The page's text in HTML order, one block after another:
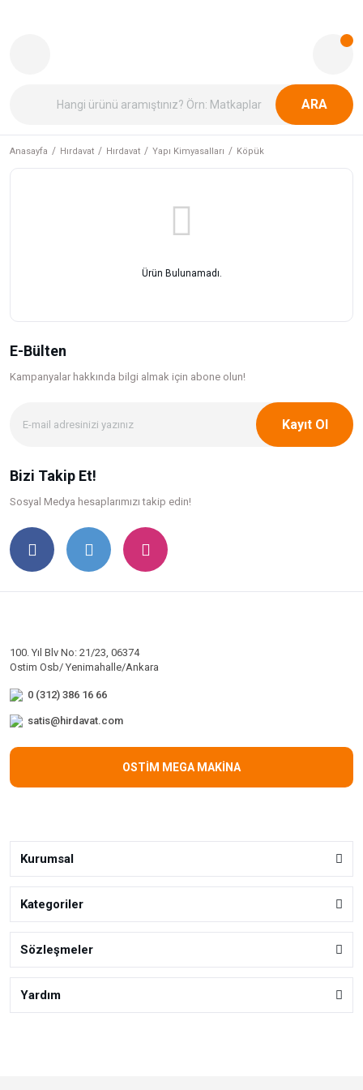
ARA
Anasayfa Hırdavat Hırdavat Yapı Kimyasalları Köpük
Ürün Bulunamadı.
E-Bülten
Kampanyalar hakkında bilgi almak için abone olun!
Kayıt Ol
Bizi Takip Et!
Sosyal Medya hesaplarımızı takip edin!
100. Yıl Blv No: 21/23, 06374
Ostim Osb/ Yenimahalle/Ankara
0 (312) 386 16 66
satis@hirdavat.com
OSTİM MEGA MAKİNA
Kurumsal
Kategoriler
Sözleşmeler
Yardım